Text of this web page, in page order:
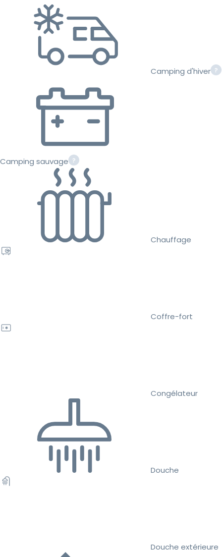
Camping d'hiver
Camping sauvage
Chauffage
Coffre-fort
Congélateur
Douche
Douche extérieure